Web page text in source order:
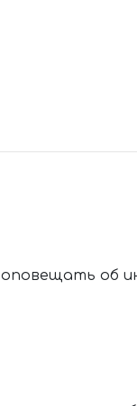
оповещать об